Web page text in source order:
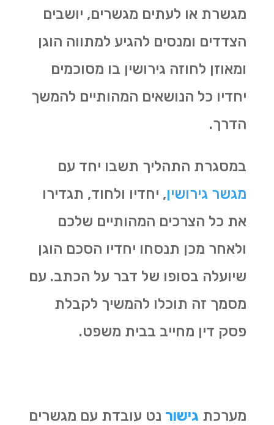
מגשרת או לעתים מגשרים, יושבים
הצדדים ומנסים להגיע למתווה הוגן
ומאוזן לחוזה גירושין בו מסוכמים
יחדיו כל הנושאים המהותיים להמשך
הדרך.
במסגרת התהליך תשבו יחד עם
מגשר גירושין, יחדיו ולחוד, תגדירו
את כל הצרכים המהותיים שלכם
ולאחר מכן תנסחו יחדיו הסכם הוגן
שיועלה בסופו של דבר על הכתב. עם
מסמך זה תוכלו להמשיך לקבלת
פסק דין מחייב בבית משפט.
מערכת גישור נט עובדת עם מגשרים